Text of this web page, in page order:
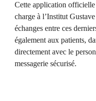
Cette application officielle
charge à l’Institut
échanges entre ces
également aux patients,
directement avec le
messagerie sécurisé.